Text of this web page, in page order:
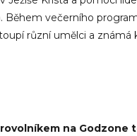
Během večerního
různí umělci a známá
na Godzone